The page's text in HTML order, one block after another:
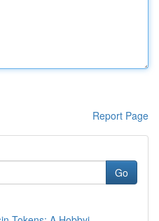
Report Page
Go